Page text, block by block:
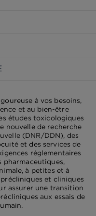
à vos besoins,
et au bien-être
études toxicologiques
nouvelle de recherche
(DNR/DDN), des
et des services de
réglementaires
à petites et à
et cliniques
assurer une transition
aux essais de